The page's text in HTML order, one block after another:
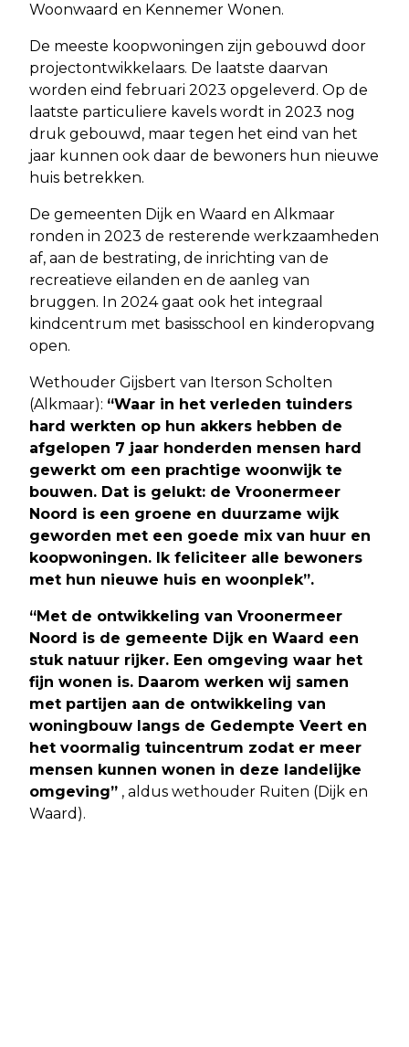
Woonwaard en Kennemer Wonen.
De meeste koopwoningen zijn gebouwd door
projectontwikkelaars. De laatste daarvan
worden eind februari 2023 opgeleverd. Op de
laatste particuliere kavels wordt in 2023 nog
druk gebouwd, maar tegen het eind van het
jaar kunnen ook daar de bewoners hun nieuwe
huis betrekken.
De gemeenten Dijk en Waard en Alkmaar
ronden in 2023 de resterende werkzaamheden
af, aan de bestrating, de inrichting van de
recreatieve eilanden en de aanleg van
bruggen. In 2024 gaat ook het integraal
kindcentrum met basisschool en kinderopvang
open.
Wethouder Gijsbert van Iterson Scholten
(Alkmaar): “Waar in het verleden tuinders
hard werkten op hun akkers hebben de
afgelopen 7 jaar honderden mensen hard
gewerkt om een prachtige woonwijk te
bouwen. Dat is gelukt: de Vroonermeer
Noord is een groene en duurzame wijk
geworden met een goede mix van huur en
koopwoningen. Ik feliciteer alle bewoners
met hun nieuwe huis en woonplek”.
“Met de ontwikkeling van Vroonermeer
Noord is de gemeente Dijk en Waard een
stuk natuur rijker. Een omgeving waar het
fijn wonen is. Daarom werken wij samen
met partijen aan de ontwikkeling van
woningbouw langs de Gedempte Veert en
het voormalig tuincentrum zodat er meer
mensen kunnen wonen in deze landelijke
omgeving” , aldus wethouder Ruiten (Dijk en
Waard).